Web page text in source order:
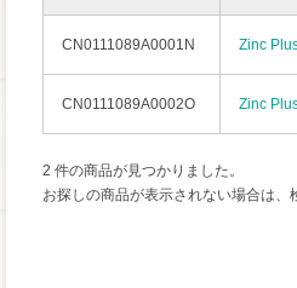
CN0111089A0001N Zinc
CN0111089A0002O Zinc
2 件の商品が見つかりました。
お探しの商品が表示されない場合は